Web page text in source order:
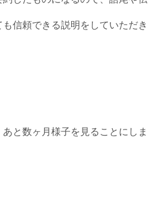
信頼できる説明をしていただき
と数ヶ月様子を見ることにしま